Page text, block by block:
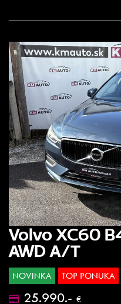
Volvo XC60
AWD A/T
NOVINKA TOP PONUKA
25.990.- €